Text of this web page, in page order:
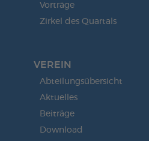
Vorträge
Zirkel des Quartals
VEREIN
Abteilungsübersicht
Aktuelles
Beiträge
Download